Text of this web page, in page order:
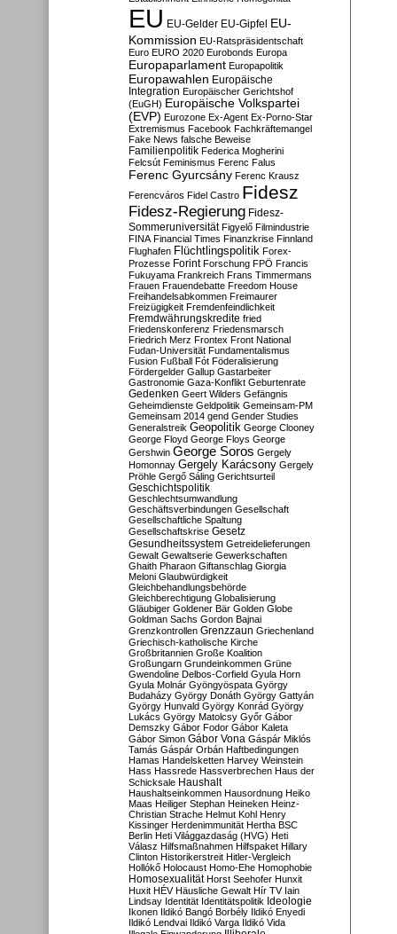
EU EU-Gelder EU-Gipfel EU-
Kommission EU-Ratspräsidentschaft
Euro EURO 2020 Eurobonds Europa
Europaparlament Europapolitik
Europawahlen Europäische
Integration Europäischer Gerichtshof
(EuGH) Europäische Volkspartei
(EVP) Eurozone Ex-Agent Ex-Porno-Star
Extremismus Facebook Fachkräftemangel
Fake News falsche Beweise
Familienpolitik Federica Mogherini
Felcsút Feminismus Ferenc Falus
Ferenc Gyurcsány Ferenc Krausz
Ferencváros Fidel Castro Fidesz
Fidesz-Regierung Fidesz-
Sommeruniversität Figyelő Filmindustrie
FINA Financial Times Finanzkrise Finnland
Flughafen Flüchtlingspolitik Forex-
Prozesse Forint Forschung FPÖ Francis
Fukuyama Frankreich Frans Timmermans
Frauen Frauendebatte Freedom House
Freihandelsabkommen Freimaurer
Freizügigkeit Fremdenfeindlichkeit
Fremdwährungskredite fried
Friedenskonferenz Friedensmarsch
Friedrich Merz Frontex Front National
Fudan-Universität Fundamentalismus
Fusion Fußball Fót Föderalisierung
Fördergelder Gallup Gastarbeiter
Gastronomie Gaza-Konflikt Geburtenrate
Gedenken Geert Wilders Gefängnis
Geheimdienste Geldpolitik Gemeinsam-PM
Gemeinsam 2014 gend Gender Studies
Generalstreik Geopolitik George Clooney
George Floyd George Floys George
Gershwin George Soros Gergely
Homonnay Gergely Karácsony Gergely
Pröhle Gergő Sáling Gerichtsurteil
Geschichtspolitik
Geschlechtsumwandlung
Geschäftsverbindungen Gesellschaft
Gesellschaftliche Spaltung
Gesellschaftskrise Gesetz
Gesundheitssystem Getreidelieferungen
Gewalt Gewaltserie Gewerkschaften
Ghaith Pharaon Giftanschlag Giorgia
Meloni Glaubwürdigkeit
Gleichbehandlungsbehörde
Gleichberechtigung Globalisierung
Gläubiger Goldener Bär Golden Globe
Goldman Sachs Gordon Bajnai
Grenzkontrollen Grenzzaun Griechenland
Griechisch-katholische Kirche
Großbritannien Große Koalition
Großungarn Grundeinkommen Grüne
Gwendoline Delbos-Corfield Gyula Horn
Gyula Molnár Gyöngyöspata György
Budaházy György Donáth György Gattyán
György Hunvald György Konrád György
Lukács György Matolcsy Győr Gábor
Demszky Gábor Fodor Gábor Kaleta
Gábor Simon Gábor Vona Gáspár Miklós
Tamás Gáspár Orbán Haftbedingungen
Hamas Handelsketten Harvey Weinstein
Hass Hassrede Hassverbrechen Haus der
Schicksale Haushalt
Haushaltseinkommen Hausordnung Heiko
Maas Heiliger Stephan Heineken Heinz-
Christian Strache Helmut Kohl Henry
Kissinger Herdenimmunität Hertha BSC
Berlin Heti Világgazdaság (HVG) Heti
Válasz Hilfsmaßnahmen Hilfspaket Hillary
Clinton Historikerstreit Hitler-Vergleich
Hollókő Holocaust Homo-Ehe Homophobie
Homosexualität Horst Seehofer Hunxit
Huxit HÉV Häusliche Gewalt Hír TV Iain
Lindsay Identität Identitätspolitik Ideologie
Ikonen Ildikó Bangó Borbély Ildikó Enyedi
Ildikó Lendvai Ildikó Varga Ildikó Vida